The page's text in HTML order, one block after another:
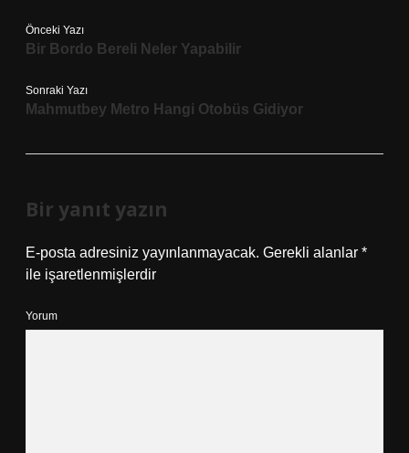
Önceki Yazı
Bir Bordo Bereli Neler Yapabilir
Sonraki Yazı
Mahmutbey Metro Hangi Otobüs Gidiyor
Bir yanıt yazın
E-posta adresiniz yayınlanmayacak. Gerekli alanlar *
ile işaretlenmişlerdir
Yorum